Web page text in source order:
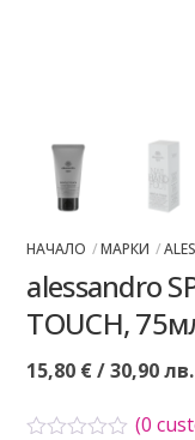
НАЧАЛО МАРКИ
alessandro
TOUCH,
15,80 €/ 30,90
(0